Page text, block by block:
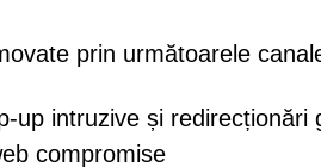
prin următoarele
up intruzive și redirecționări
compromise